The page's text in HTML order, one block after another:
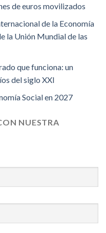
de euros movilizados
de la Economía
la Unión Mundial de las
que funciona: un
del siglo XXI
Social en 2027
NUESTRA